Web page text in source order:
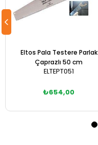
Eltos Pala Testere Parlak
Çaprazlı 50 cm
ELTEPT051
₺654,00